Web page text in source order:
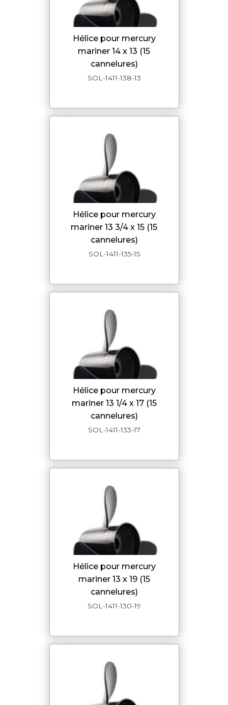
hélice pour mercury
mariner 14 x 13 (15
cannelures)
SOL-1411-138-13
hélice pour mercury
mariner 13 3/4 x 15 (15
cannelures)
SOL-1411-135-15
hélice pour mercury
mariner 13 1/4 x 17 (15
cannelures)
SOL-1411-133-17
hélice pour mercury
mariner 13 x 19 (15
cannelures)
SOL-1411-130-19